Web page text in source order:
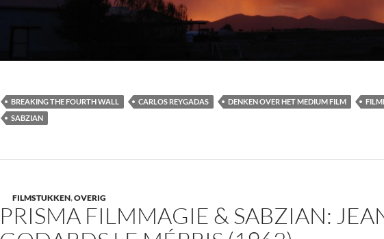
BREAKING THE FOURTH WALL CARLOS REYGADAS DENKEN OVER HET MEDIUM FILM
SABZIAN
FILMSTUKKEN,OVERIG
PRISMA FILMMAGIE & SABZIAN: